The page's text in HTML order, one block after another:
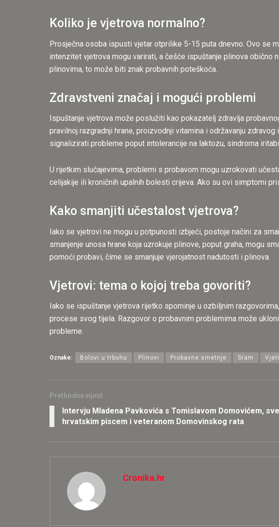
Koliko je vjetrova normalno?
Prosječna osoba ispusti vjetar otprilike 5-15 puta dnevno. Ovo se
intenzitet vjetrova mogu varirati, a češće ispuštanje plinova
plinovima, to može biti znak probavnih poteškoća.
Zdravstveni značaj i mogući problemi
Ispuštanje vjetrova može poslužiti kao pokazatelj zdravlja
pravilnoj razgradnji hrane, proizvodnji vitamina i održavanju
signalizirati probleme poput intolerancije na laktozu, sindroma
U rijetkim slučajevima, problemi s probavom mogu uzrokovati
celijakije ili kroničnih upalnih bolesti crijeva. Ako su ovi simptomi
Kako smanjiti učestalost vjetrova?
Iako se vjetrovi ne mogu u potpunosti izbjeći, postoje načini za
smanjenje unosa hrane koja uzrokuje plinove, poput graha, mogu
pomoći probavi, čime se smanjuje vjerojatnost nadutosti i plinova.
Vjetrovi: tema o kojoj treba govoriti?
Iako se ispuštanje vjetrova rijetko spominje u ozbiljnim
procese svog tijela. Razgovor o probavnim problemima može
probleme.
Oznake: Bolovi u trbuhu Plinovi Probavne smetnje Sram
Prethodna vijest
Intervju Mladena Pavkovića s Tomislavom Domovićem,
hrvatskim piscem i veteranom Domovinskog rata
Cronika.hr